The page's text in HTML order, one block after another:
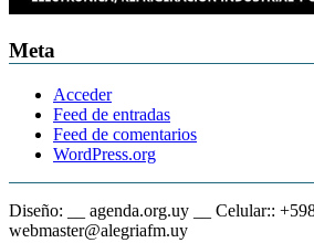
Meta
Acceder
Feed de entradas
Feed de comentarios
WordPress.org
Diseño: __ agenda.org.uy __ Celular::
webmaster@alegriafm.uy